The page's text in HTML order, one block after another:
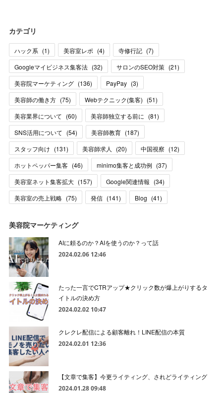
カテゴリ
ハック系 (1) 美容室レポ (4) 寺修行記 (7)
Googleマイビジネス集客法 (32) サロンのSEO対策 (21)
美容院マーケティング (136) PayPay (3)
美容師の働き方 (75) Webテクニック(集客) (51)
美容業界について (60) 美容師独立する前に (81)
SNS活用について (54) 美容師教育 (187)
スタッフ向け (131) 美容師求人 (20) 中国視察 (12)
ホットペッパー集客 (46) minimo集客と成功例 (37)
美容室ネット集客拡大 (157) Google関連情報 (34)
美容室の売上戦略 (75) 発信 (141) Blog (41)
美容院マーケティング
AIに頼るのか？AIを使うのか？って話
2024.02.06 12:46
たった一言でCTRアップ★クリック数が爆上がりするタ
イトルの決め方
2024.02.02 10:47
クレクレ配信による顧客離れ！LINE配信の本質
2024.02.01 12:36
【文章で集客】今更ライティング、されどライティング
2024.01.28 09:48